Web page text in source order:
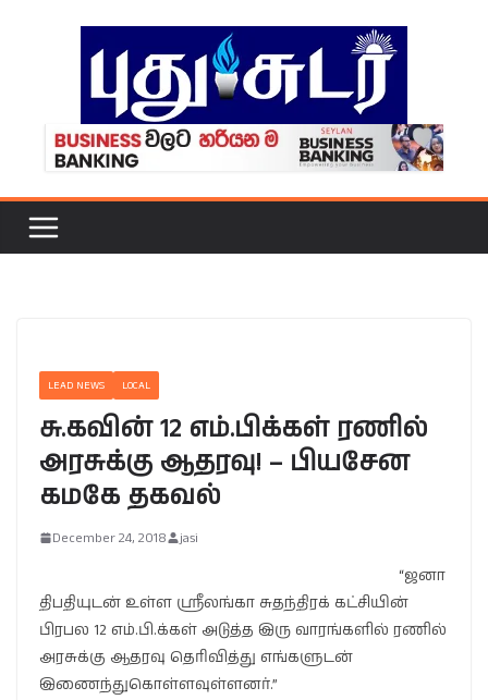
LEAD NEWS LOCAL
சு.கவின் 12 எம்.பிக்கள் ரணில்
அரசுக்கு ஆதரவு! – பியசேன
கமகே தகவல்
December 24, 2018 jasi
“ஜனா
திபதியுடன் உள்ள ஸ்ரீலங்கா சுதந்திரக் கட்சியின்
பிரபல 12 எம்.பி.க்கள் அடுத்த இரு வாரங்களில் ரணில்
அரசுக்கு ஆதரவு தெரிவித்து எங்களுடன்
இணைந்துகொள்ளவுள்ளனர்.”